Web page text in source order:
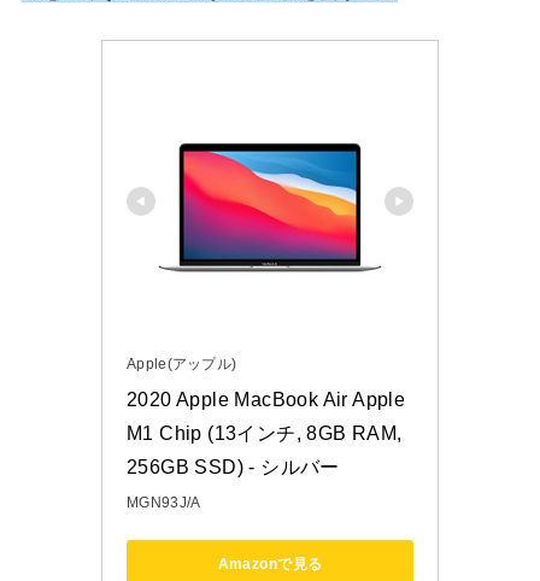
Apple(アップル)
2020 Apple MacBook Air Apple
M1 Chip (13インチ, 8GB RAM,
256GB SSD) - シルバー
MGN93J/A
Amazonで見る